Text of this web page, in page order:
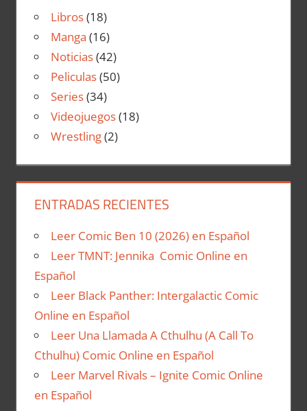
Libros(18)
Manga (16)
Noticias(42)
Peliculas(50)
Series(34)
Videojuegos(18)
Wrestling(2)
ENTRADAS RECIENTES
Leer Comic Ben 10 (2026) en Español
Leer TMNT: Jennika Comic Online en
Español
Leer Black Panther: Intergalactic Comic
Online en Español
Leer Una Llamada A Cthulhu (A Call To
Cthulhu) Comic Online en Español
Leer Marvel Rivals – Ignite Comic Online
en Español